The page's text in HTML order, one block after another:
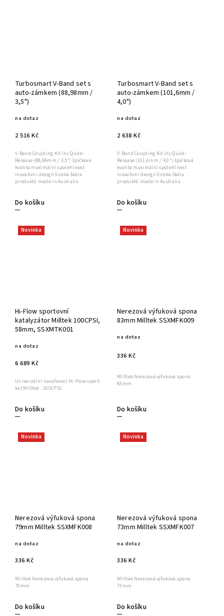
Turbosmart V-Band set s
auto-zámkem (88,98mm /
3,5")
na dotaz
2 516 Kč
Do košíku
V-Band Coupling Kit inc Quick-
Release (88,98mm / 3,5") špičková
kvalita maximální spolehlivost
inovativní design široká škála
produktů made in Australia
Turbosmart V-Band set s
auto-zámkem (101,6mm /
4,0")
na dotaz
2 638 Kč
Do košíku
V-Band Coupling Kit inc Quick-
Release (101,6mm / 4,0") špičková
kvalita maximální spolehlivost
inovativní design široká škála
produktů made in Australia
Novinka
Hi-Flow sportovní
katalyzátor Milltek 100CPSI,
58mm, SSXMTK001
na dotaz
6 689 Kč
Do košíku
Univerzální navařovací Hi-Flow sport-
kat Milltek - 100CPSI
Novinka
Nerezová výfuková spona
83mm Milltek SSXMFK009
na dotaz
336 Kč
Do košíku
Milltek Nerezová výfuková spona
83mm
Novinka
Nerezová výfuková spona
79mm Milltek SSXMFK008
na dotaz
336 Kč
Do košíku
Milltek Nerezová výfuková spona
79mm
Novinka
Nerezová výfuková spona
73mm Milltek SSXMFK007
na dotaz
336 Kč
Do košíku
Milltek Nerezová výfuková spona
73mm